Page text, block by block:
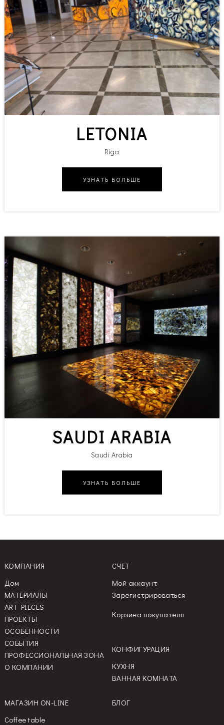
LETONIA
Riga
УЗНАТЬ БОЛЬШЕ
SAUDI ARABIA
Saudi Arabia
УЗНАТЬ БОЛЬШЕ
КОМПАНИЯ
Дом
МАТЕРИАЛЫ
ART PIECES
ПРОЕКТЫ
ОСОБЕННОСТИ
СОБЫТИЯ
ПРОФЕССИОНАЛЬНАЯ ЗОНА
О КОМПАНИИ
СЧЕТ
Мой аккаунт
Зарегистрироваться
Корзина покупателя
КОНФИГУРАЦИЯ
КУХНЯ
ВАННАЯ КОМНАТА
МАГАЗИН ON-LINE
Coffee table
БЛОГ